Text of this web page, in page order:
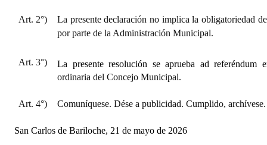
Art. 2°)
La presente declaración no implica la obligatoriedad
por parte de la Administración Municipal.
Art. 3°)
La presente resolución se aprueba ad referéndum
ordinaria del Concejo Municipal.
Art. 4°) Comuníquese. Dése a publicidad. Cumplido, archívese.
San Carlos de Bariloche, 21 de mayo de 2026